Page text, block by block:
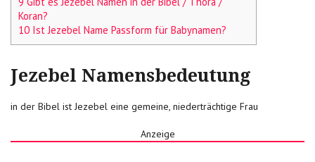
Koran?
10 Ist Jezebel Name Passform für Babynamen?
Jezebel Namensbedeutung
in der Bibel ist Jezebel eine gemeine, niederträchtige Frau
Anzeige